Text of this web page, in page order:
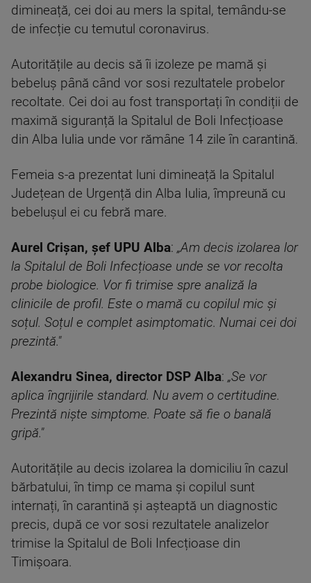
dimineață, cei doi au mers la spital, temându-se
de infecție cu temutul coronavirus.
Autoritățile au decis să îi izoleze pe mamă și
bebeluș până când vor sosi rezultatele probelor
recoltate. Cei doi au fost transportați în condiții de
maximă siguranță la Spitalul de Boli Infecțioase
din Alba Iulia unde vor rămâne 14 zile în carantină.
Femeia s-a prezentat luni dimineață la Spitalul
Județean de Urgență din Alba Iulia, împreună cu
bebelușul ei cu febră mare.
Aurel Crișan, șef UPU Alba: „Am decis izolarea lor
la Spitalul de Boli Infecțioase unde se vor recolta
probe biologice. Vor fi trimise spre analiză la
clinicile de profil. Este o mamă cu copilul mic și
soțul. Soțul e complet asimptomatic. Numai cei doi
prezintă."
Alexandru Sinea, director DSP Alba: „Se vor
aplica îngrijirile standard. Nu avem o certitudine.
Prezintă niște simptome. Poate să fie o banală
gripă."
Autoritățile au decis izolarea la domiciliu în cazul
bărbatului, în timp ce mama și copilul sunt
internați, în carantină și așteaptă un diagnostic
precis, după ce vor sosi rezultatele analizelor
trimise la Spitalul de Boli Infecțioase din
Timișoara.